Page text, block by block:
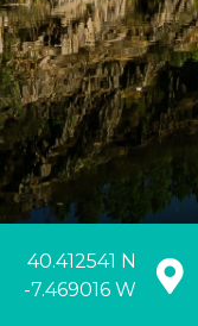
40.412541 N
-7.469016 W